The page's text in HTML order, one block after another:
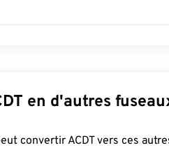
en d'autres
convertir ACDT vers ces